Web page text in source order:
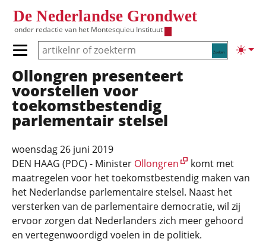
De Nederlandse Grondwet
onder redactie van het Montesquieu Instituut
Zoeken
Primair menu tonen/verbergen
Hoofdnavigatie
Ollongren presenteert
voorstellen voor
toekomstbestendig
parlementair stelsel
woensdag 26 juni 2019
DEN HAAG (PDC) - Minister Ollongren
komt met
maatregelen voor het toekomstbestendig maken van
het Nederlandse parlementaire stelsel. Naast het
versterken van de parlementaire democratie, wil zij
ervoor zorgen dat Nederlanders zich meer gehoord
en vertegenwoordigd voelen in de politiek.